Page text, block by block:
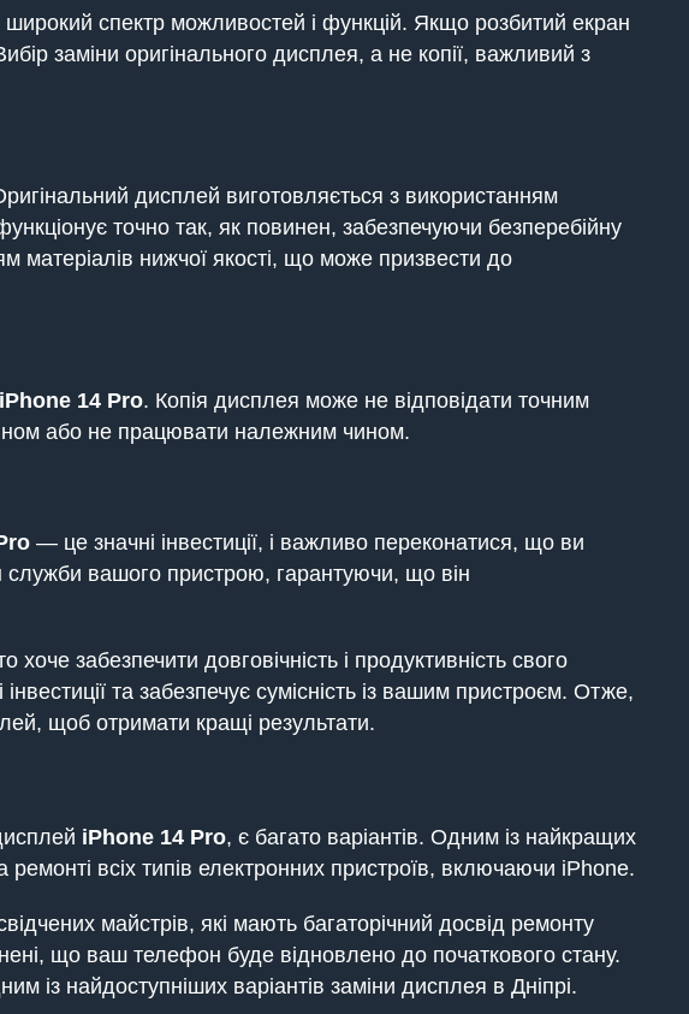
спектр можливостей і функцій. Якщо розбитий екран
заміни оригінального дисплея, а не копії, важливий з
дисплей виготовляється з використанням
точно так, як повинен, забезпечуючи безперебійну
матеріалів нижчої якості, що може призвести до
iPhone 14 Pro. Копія дисплея може не відповідати точним
або не працювати належним чином.
— це значні інвестиції, і важливо переконатися, що ви
вашого пристрою, гарантуючи, що він
забезпечити довговічність і продуктивність свого
та забезпечує сумісність із вашим пристроєм. Отже,
щоб отримати кращі результати.
iPhone 14 Pro, є багато варіантів. Одним із найкращих
всіх типів електронних пристроїв, включаючи iPhone.
майстрів, які мають багаторічний досвід ремонту
що ваш телефон буде відновлено до початкового стану.
із найдоступніших варіантів заміни дисплея в Дніпрі.